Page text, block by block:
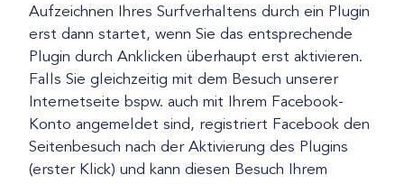
Aufzeichnen Ihres Surfverhaltens durch ein Plugin
erst dann startet, wenn Sie das entsprechende
Plugin durch Anklicken überhaupt erst aktivieren.
Falls Sie gleichzeitig mit dem Besuch unserer
Internetseite bspw. auch mit Ihrem Facebook-
Konto angemeldet sind, registriert Facebook den
Seitenbesuch nach der Aktivierung des Plugins
(erster Klick) und kann diesen Besuch Ihrem